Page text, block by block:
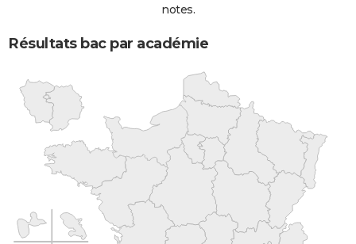
notes.
Résultats bac par académie